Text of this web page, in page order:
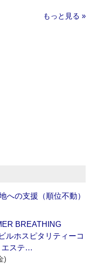
もっと見る »
への支援（順位不動）
BREATHING
ルホスピタリティーコ
エステ…
)